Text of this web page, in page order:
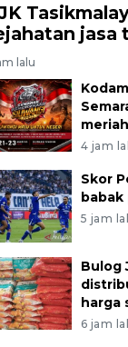
lalu
4 jam
Skor
babak
5 jam
Bulog
harga
6 jam